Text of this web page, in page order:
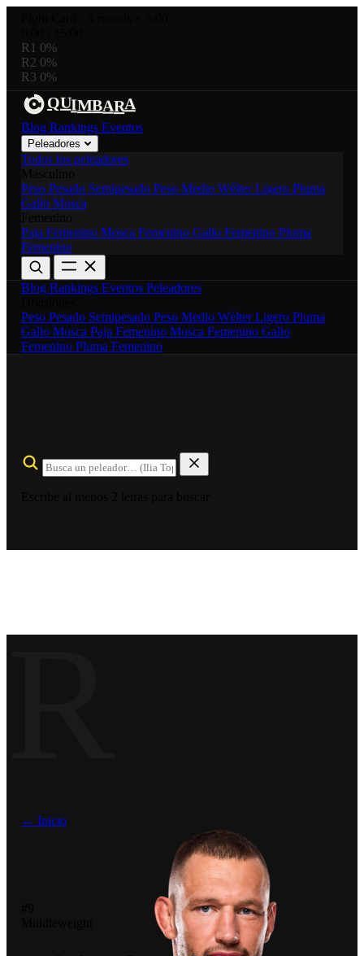
R1 0%
R2 0%
R3 0%
QUIMBARA
Blog Rankings Eventos
Peleadores
Todos los peleadores
Peso Pesado Semipesado Peso Medio WélterLigero Pluma
Gallo Mosca
Paja Femenino Mosca Femenino Gallo Femenino Pluma
Femenino
Blog Rankings Eventos Peleadores
Peso Pesado Semipesado Peso Medio WélterLigero Pluma
Gallo Mosca Paja Femenino Mosca Femenino Gallo
Femenino Pluma Femenino
← Inicio